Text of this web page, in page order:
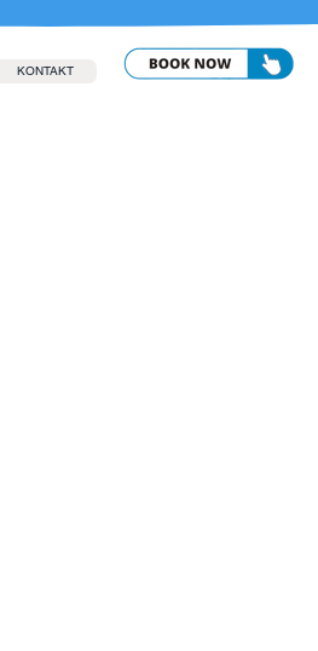
KONTAKT